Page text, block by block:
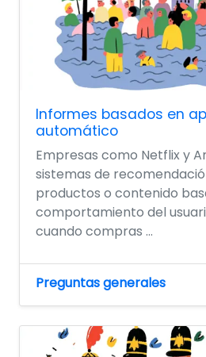
Informes basados en
automático
Empresas como Netflix y
sistemas de
productos o contenido
comportamiento del
cuando compras ...
Preguntas generales